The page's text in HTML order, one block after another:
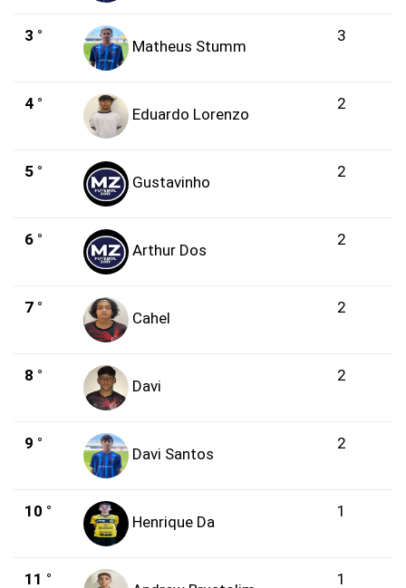
3 °
Matheus Stumm
3
4 °
Eduardo Lorenzo
2
5 °
Gustavinho
2
6 °
Arthur Dos
2
7 °
Cahel
2
8 °
Davi
2
9 °
Davi Santos
2
10 °
Henrique Da
1
11 ° 1